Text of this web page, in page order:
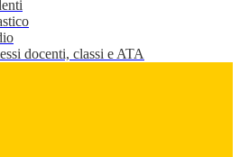
docenti, classi e ATA